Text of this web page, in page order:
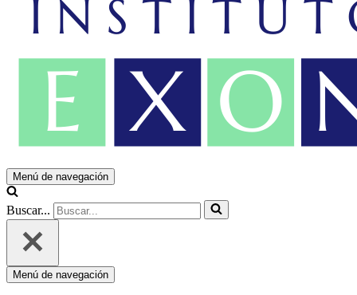
Menú de navegación
Buscar...
Menú de navegación